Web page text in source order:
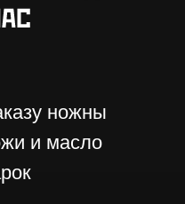
ножны
и масло